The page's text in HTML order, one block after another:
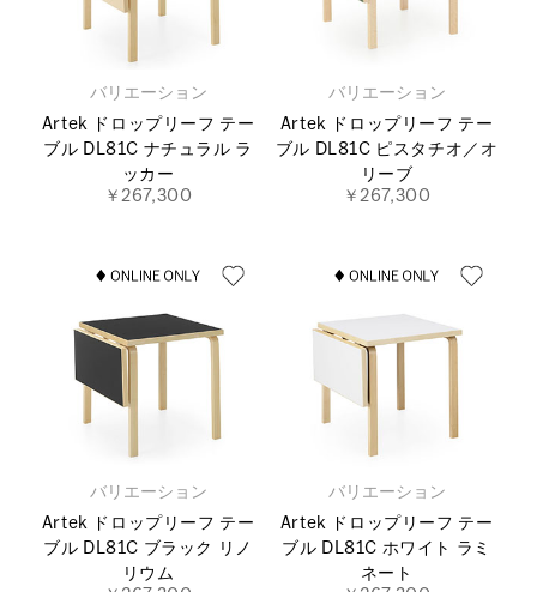
バリエーション
Artek ドロップリーフ テー
ブル DL81C ナチュラル ラ
ッカー
￥267,300
バリエーション
Artek ドロップリーフ テー
ブル DL81C ピスタチオ／オ
リーブ
￥267,300
バリエーション
Artek ドロップリーフ テー
ブル DL81C ブラック リノ
リウム
バリエーション
Artek ドロップリーフ テー
ブル DL81C ホワイト ラミ
ネート